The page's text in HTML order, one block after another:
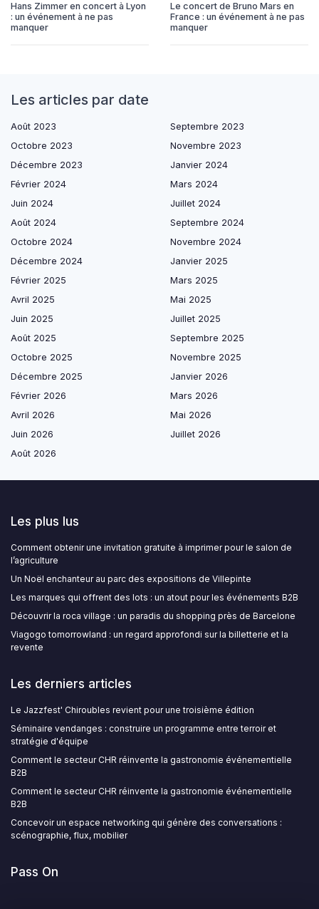
Hans Zimmer en concert à Lyon
: un événement à ne pas
manquer
Le concert de Bruno Mars en
France : un événement à ne pas
manquer
Les articles par date
Août 2023
Septembre 2023
Octobre 2023
Novembre 2023
Décembre 2023
Janvier 2024
Février 2024
Mars 2024
Juin 2024
Juillet 2024
Août 2024
Septembre 2024
Octobre 2024
Novembre 2024
Décembre 2024
Janvier 2025
Février 2025
Mars 2025
Avril 2025
Mai 2025
Juin 2025
Juillet 2025
Août 2025
Septembre 2025
Octobre 2025
Novembre 2025
Décembre 2025
Janvier 2026
Février 2026
Mars 2026
Avril 2026
Mai 2026
Juin 2026
Juillet 2026
Août 2026
Les plus lus
Comment obtenir une invitation gratuite à imprimer pour le salon de
l’agriculture
Un Noël enchanteur au parc des expositions de Villepinte
Les marques qui offrent des lots : un atout pour les événements B2B
Découvrir la roca village : un paradis du shopping près de Barcelone
Viagogo tomorrowland : un regard approfondi sur la billetterie et la
revente
Les derniers articles
Le Jazzfest' Chiroubles revient pour une troisième édition
Séminaire vendanges : construire un programme entre terroir et
stratégie d'équipe
Comment le secteur CHR réinvente la gastronomie événementielle
B2B
Comment le secteur CHR réinvente la gastronomie événementielle
B2B
Concevoir un espace networking qui génère des conversations :
scénographie, flux, mobilier
Pass On